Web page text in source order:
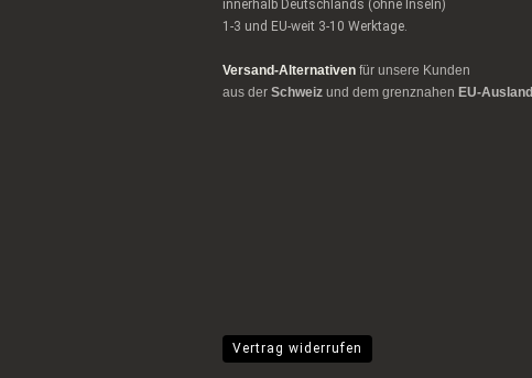
innerhalb Deutschlands (ohne Inseln)
1-3 und EU-weit 3-10 Werktage.
Versand-Alternativen für unsere Kunden
aus der Schweiz und dem grenznahen EU-Ausland
Vertrag widerrufen